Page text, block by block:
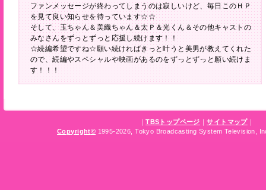
ファンメッセージが終わってしまうのは寂しいけど、毎日このＨＰ
を見て良い知らせを待っています☆☆
そして、玉ちゃん＆美織ちゃん＆太Ｐ＆光くん＆その他キャストの
みなさんをずっとずっと応援し続けます！！
☆続編希望ですね☆願い続ければきっと叶うと美男が教えてくれた
ので、続編やスペシャルや映画があるのをずっとずっと願い続けま
す！！！
｜TBSトップページ ｜サイトマップ｜
Copyright© 1995-2026, Tokyo Broadcasting System Television,